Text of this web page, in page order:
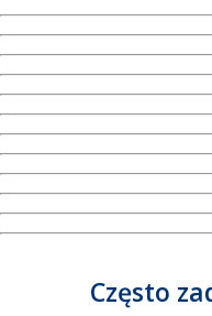
Często